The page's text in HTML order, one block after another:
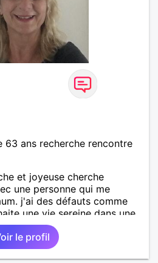
63 ans recherche rencontre
et joyeuse cherche
une personne qui me
j'ai des défauts comme
une vie sereine dans une
le profil